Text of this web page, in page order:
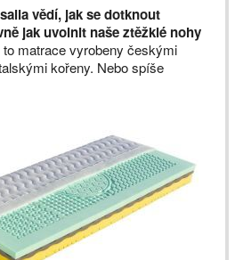
vědí, jak se dotknout
jak uvolnit naše ztěžklé nohy
matrace vyrobeny českými
kořeny. Nebo spíše